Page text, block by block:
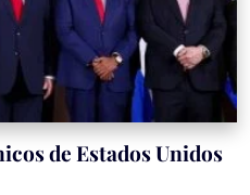
de Estados Unidos